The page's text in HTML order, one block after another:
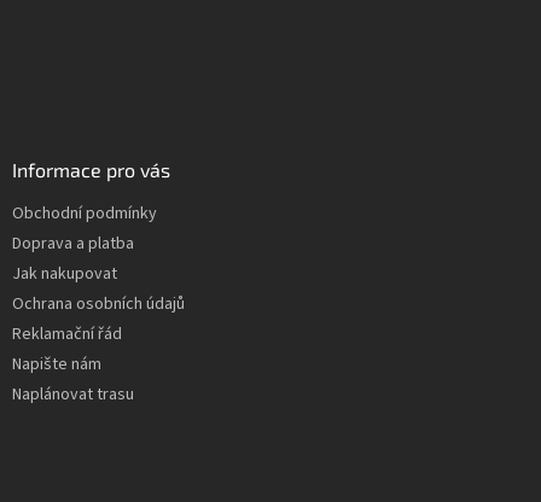
Informace pro vás
Obchodní podmínky
Doprava a platba
Jak nakupovat
Ochrana osobních údajů
Reklamační řád
Napište nám
Naplánovat trasu